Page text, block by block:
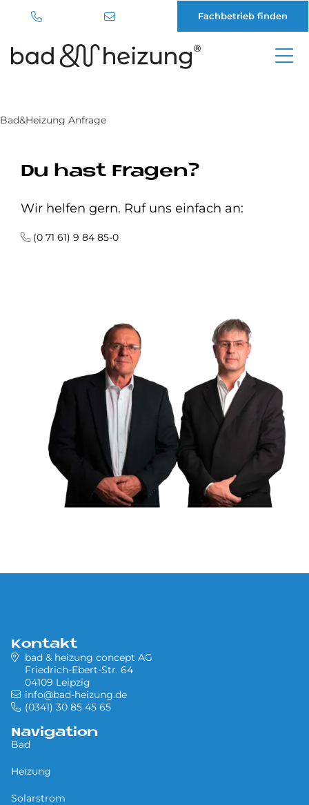
Fachbetrieb finden
Bad&Heizung Anfrage
Du hast Fragen?
Wir helfen gern. Ruf uns einfach an:
(0 71 61) 9 84 85-0
Kontakt
bad & heizung concept AG
Friedrich-Ebert-Str. 64
04109 Leipzig
info@bad-heizung.de
(0341) 30 85 45 65
Navigation
Bad
Heizung
Solarstrom